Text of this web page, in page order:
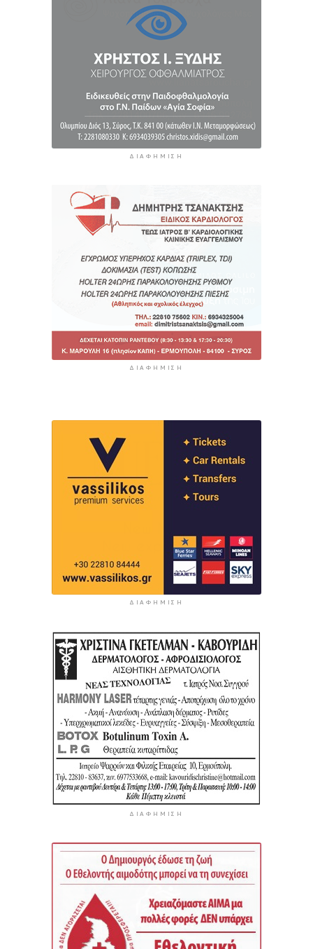
7 ώρες 9 λεπτά πρίν
ΔΙΑΦΉΜΙΣΗ
ΔΙΑΦΉΜΙΣΗ
ΔΙΑΦΉΜΙΣΗ
ΔΙΑΦΉΜΙΣΗ